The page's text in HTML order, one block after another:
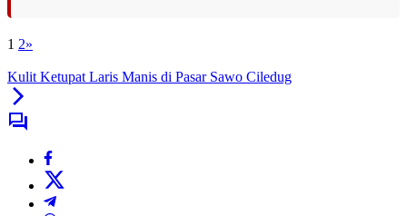
1 2»
Kulit Ketupat Laris Manis di Pasar Sawo Ciledug